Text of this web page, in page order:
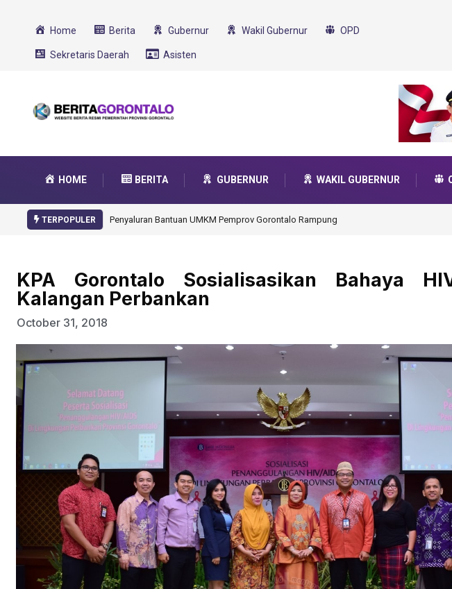
Home Berita Gubernur Wakil Gubernur OPD
Sekretaris Daerah Asisten
HOME BERITA GUBERNUR WAKIL GUBERNUR
TERPOPULER Gorontalo Ikut Dukung Program SMA Unggul Garuda Transformasi 2025
KPA Gorontalo Sosialisasikan Bahaya
Kalangan Perbankan
October 31, 2018